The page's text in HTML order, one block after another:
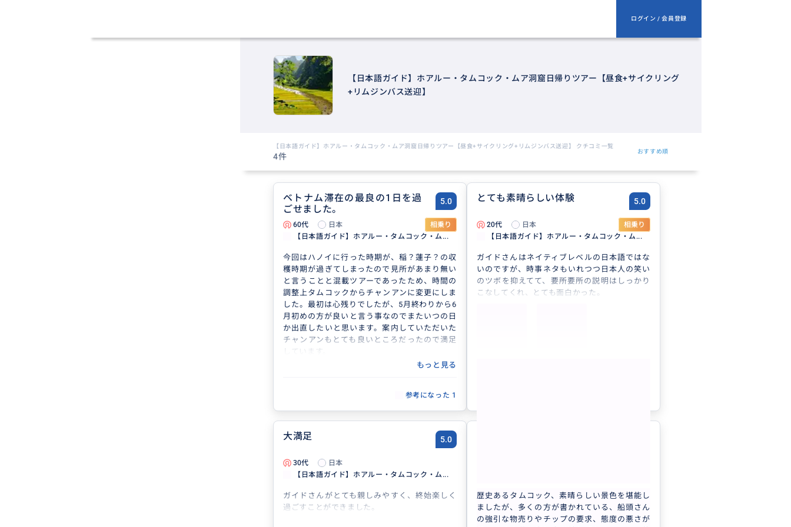
ログイン / 会員登録
【日本語ガイド】ホアルー・タムコック・ムア洞窟日帰りツアー【昼食+サイクリング
+リムジンバス送迎】
【日本語ガイド】ホアルー・タムコック・ムア洞窟日帰りツアー【昼食+サイクリング+リムジンバス送迎】 クチコミ一覧
4件
おすすめ順
ベトナム滞在の最良の1日を過
ごせました。
5.0
60代 日本
相乗り
【日本語ガイド】ホアルー・タムコック・ム...
今回はハノイに行った時期が、稲？蓮子？の収
穫時期が過ぎてしまったので見所があまり無い
と言うことと混載ツアーであったため、時間の
調整上タムコックからチャンアンに変更にしま
した。最初は心残りでしたが、5月終わりから6
月初めの方が良いと言う事なのでまたいつの日
か出直したいと思います。案内していただいた
チャンアンもとても良いところだったので満足
しています。
ガイドのTran Thoさんは日本語がとても堪能で
終わってからも細やかな配慮をしていただきま
した。
ベトナムの方への親しみを感じ、またハノイを
訪ねることができたら、この方にガイドしてい
ただけたら良いなと思いました。お世話になり
ました。おかげで良い旅ができました。
もっと見る
参考になった 1
とても素晴らしい体験 5.0
20代 日本
相乗り
【日本語ガイド】ホアルー・タムコック・ム...
ガイドさんはネイティブレベルの日本語ではな
いのですが、時事ネタもいれつつ日本人の笑い
のツボを抑えてて、要所要所の説明はしっかり
こなしてくれ、とても面白かった。
大満足 5.0
30代
日本
【日本語ガイド】ホアルー・タムコック・ム...
ガイドさんがとても親しみやすく、終始楽しく
過ごすことができました。
歴史あるタムコック、素晴らしい景色を堪能し
ましたが、多くの方が書かれている、船頭さん
の強引な物売りやチップの要求、態度の悪さが